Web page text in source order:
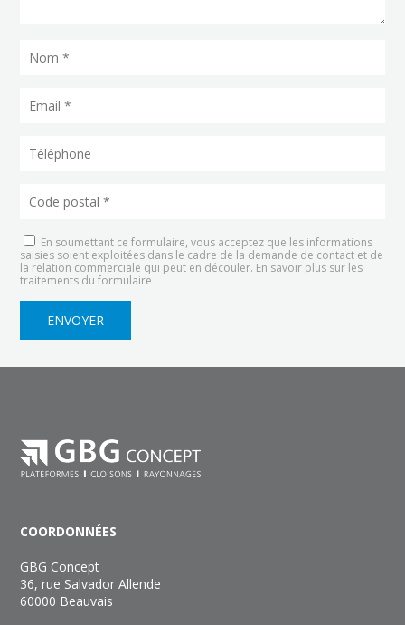
En soumettant ce formulaire, vous acceptez que les informations
saisies soient exploitées dans le cadre de la demande de contact et de
la relation commerciale qui peut en découler. En savoir plus sur les
traitements du formulaire
COORDONNÉES
GBG Concept
36, rue Salvador Allende
60000 Beauvais